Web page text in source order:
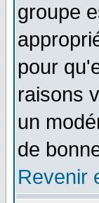
groupe
pour
raisons
un
de
Revenir